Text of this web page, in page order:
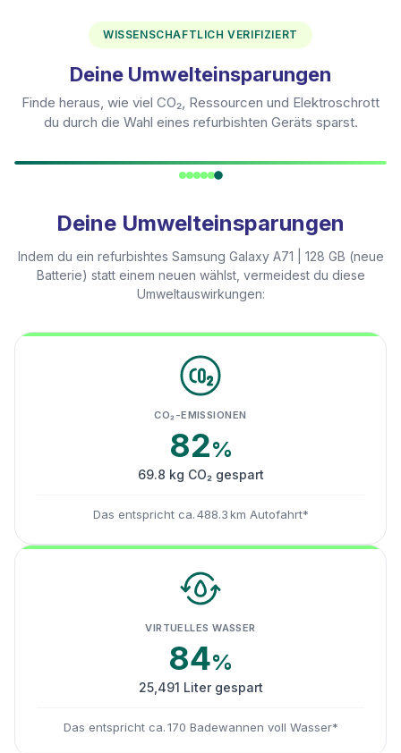
WISSENSCHAFTLICH VERIFIZIERT
Deine Umwelteinsparungen
Finde heraus, wie viel CO₂, Ressourcen und Elektroschrott
du durch die Wahl eines refurbishten Geräts sparst.
Deine Umwelteinsparungen
Indem du ein refurbishtes Samsung Galaxy A71 | 128 GB (neue
Batterie) statt einem neuen wählst, vermeidest du diese
Umweltauswirkungen:
CO₂-EMISSIONEN
82%
69.8 kg CO₂ gespart
Das entspricht ca. 488.3 km Autofahrt*
VIRTUELLES WASSER
84%
25,491 Liter gespart
Das entspricht ca. 170 Badewannen voll Wasser*